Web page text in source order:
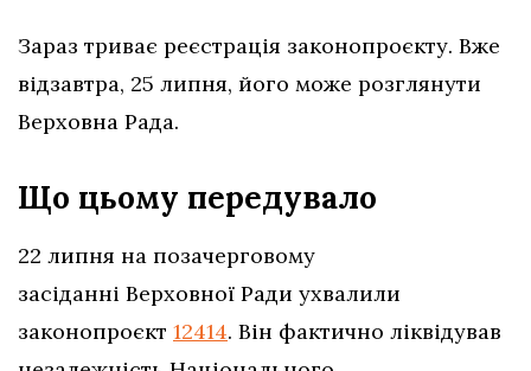
Зараз триває реєстрація законопроєкту. Вже
відзавтра, 25 липня, його може розглянути
Верховна Рада.
Що цьому передувало
22 липня на позачерговому
засіданні Верховної Ради ухвалили
законопроєкт 12414. Він фактично ліквідував